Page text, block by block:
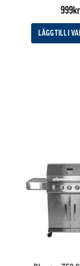
999kr
LÄGG TILL I